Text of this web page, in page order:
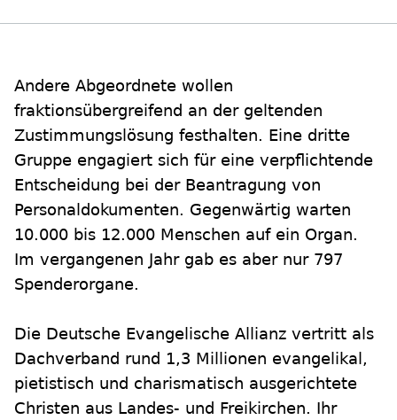
Andere Abgeordnete wollen
fraktionsübergreifend an der geltenden
Zustimmungslösung festhalten. Eine dritte
Gruppe engagiert sich für eine verpflichtende
Entscheidung bei der Beantragung von
Personaldokumenten. Gegenwärtig warten
10.000 bis 12.000 Menschen auf ein Organ.
Im vergangenen Jahr gab es aber nur 797
Spenderorgane.
Die Deutsche Evangelische Allianz vertritt als
Dachverband rund 1,3 Millionen evangelikal,
pietistisch und charismatisch ausgerichtete
Christen aus Landes- und Freikirchen. Ihr